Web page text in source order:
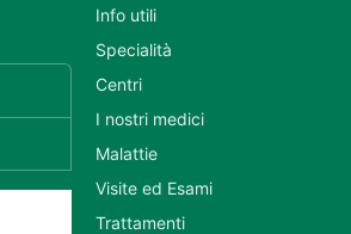
Info utili
Specialità
Centri
I nostri medici
Malattie
Visite ed Esami
Trattamenti